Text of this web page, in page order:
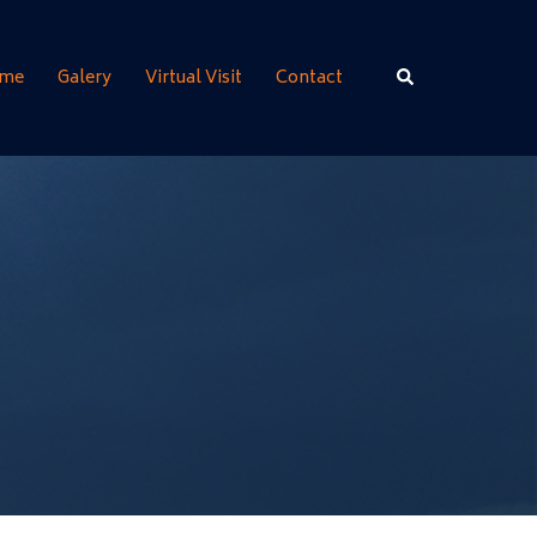
Galery Virtual Visit Contact Rechercher